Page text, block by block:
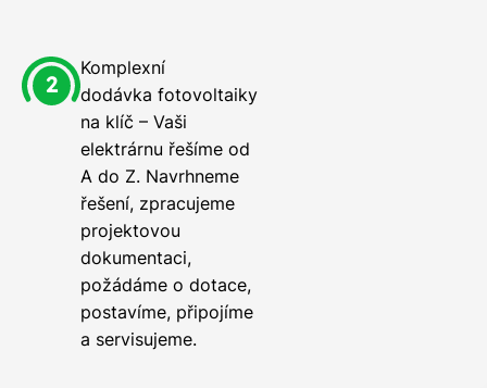
Komplexní
dodávka fotovoltaiky
na klíč – Vaši
elektrárnu řešíme od
A do Z. Navrhneme
řešení, zpracujeme
projektovou
dokumentaci,
požádáme o dotace,
postavíme, připojíme
a servisujeme.